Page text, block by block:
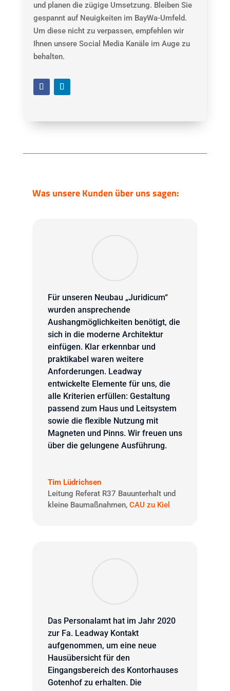
und planen die zügige Umsetzung. Bleiben Sie
gespannt auf Neuigkeiten im BayWa-Umfeld.
Um diese nicht zu verpassen, empfehlen wir
Ihnen unsere Social Media Kanäle im Auge zu
behalten.
Was unsere Kunden über uns sagen:
Für unseren Neubau „Juridicum“
wurden ansprechende
Aushangmöglichkeiten benötigt, die
sich in die moderne Architektur
einfügen. Klar erkennbar und
praktikabel waren weitere
Anforderungen. Leadway
entwickelte Elemente für uns, die
alle Kriterien erfüllen: Gestaltung
passend zum Haus und Leitsystem
sowie die flexible Nutzung mit
Magneten und Pinns. Wir freuen uns
über die gelungene Ausführung.
Tim Lüdrichsen
Leitung Referat R37 Bauunterhalt und
kleine Baumaßnahmen, CAU zu Kiel
Das Personalamt hat im Jahr 2020
zur Fa. Leadway Kontakt
aufgenommen, um eine neue
Hausübersicht für den
Eingangsbereich des Kontorhauses
Gotenhof zu erhalten. Die